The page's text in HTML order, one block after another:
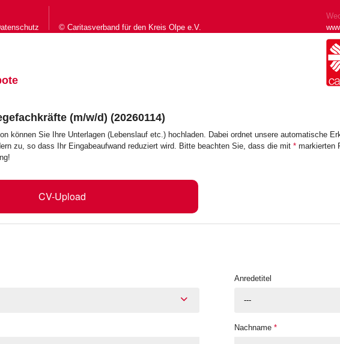
© Caritasverband für den Kreis Olpe e.V.
(m/w/d) (20260114)
können Sie Ihre Unterlagen (Lebenslauf etc.) hochladen. Dabei ordnet unsere automatische
zu, so dass Ihr Eingabeaufwand reduziert wird. Bitte beachten Sie, dass die mit * markierten
CV-Upload
Anredetitel
---
Nachname*